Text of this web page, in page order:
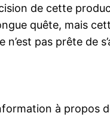
de cette
quête, mais
pas prête de
à propos